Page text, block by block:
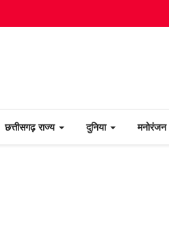
छत्तीसगढ़ राज्य दुनिया मनोरंजन